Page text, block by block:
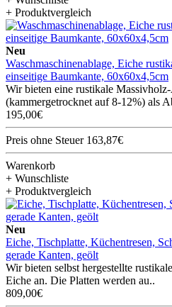
+ Produktvergleich
Neu
Waschmaschinenablage, Eiche
einseitige Baumkante, 60x60x4,5cm
Wir bieten eine rustikale
(kammergetrocknet auf 8-12%) als
195,00€
Preis ohne Steuer 163,87€
Warenkorb
+ Wunschliste
+ Produktvergleich
Neu
Eiche, Tischplatte, Küchentresen,
gerade Kanten, geölt
Wir bieten selbst hergestellte
Eiche an. Die Platten werden au..
809,00€